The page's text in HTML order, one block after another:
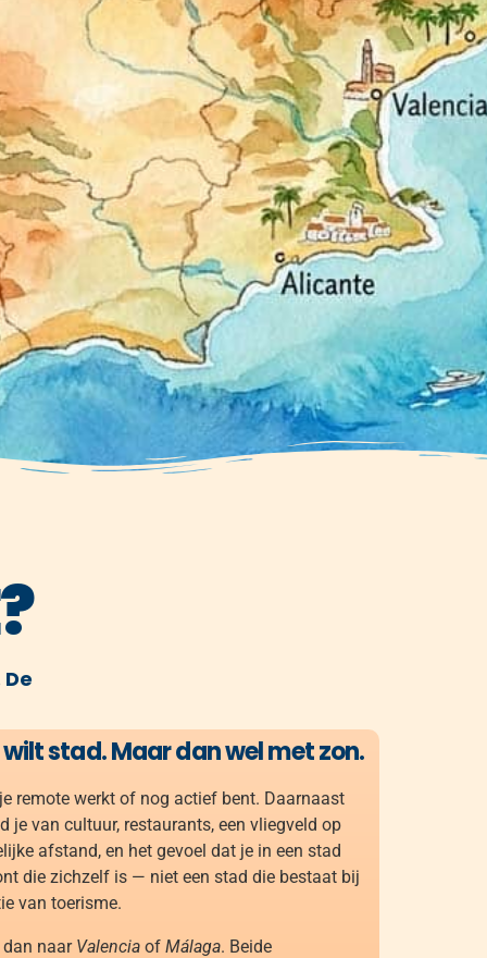
stad. Maar dan wel met zon.
remote werkt of nog actief bent. Daarnaast
je van cultuur, restaurants, een vliegveld op
afstand, en het gevoel dat je in een stad
die zichzelf is — niet een stad die bestaat bij
van toerisme.
dan naar Valencia ofMálaga. Beide